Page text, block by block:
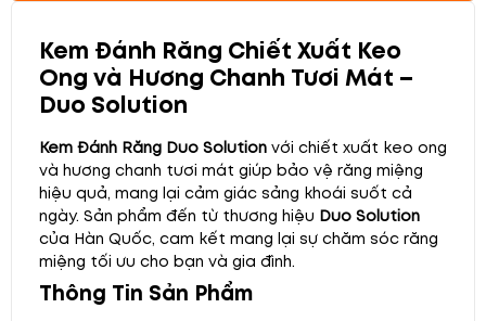
Kem Đánh Răng Chiết Xuất Keo
Ong và Hương Chanh Tươi Mát –
Duo Solution
Kem Đánh Răng Duo Solution với chiết xuất keo ong
và hương chanh tươi mát giúp bảo vệ răng miệng
hiệu quả, mang lại cảm giác sảng khoái suốt cả
ngày. Sản phẩm đến từ thương hiệu Duo Solution
của Hàn Quốc, cam kết mang lại sự chăm sóc răng
miệng tối ưu cho bạn và gia đình.
Thông Tin Sản Phẩm